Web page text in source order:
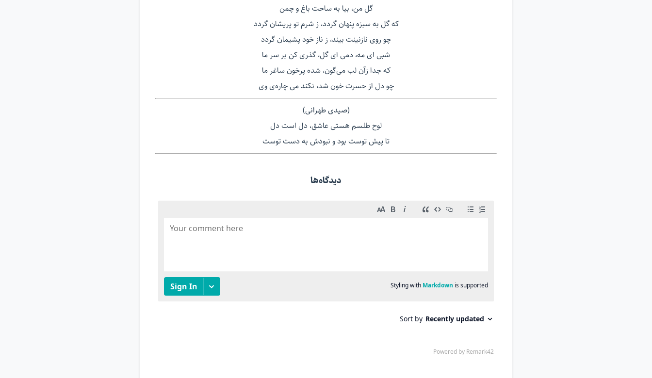
گل من، بیا به ساحت باغ و چمن
که گل به سبزه پنهان گردد، ز شرم تو پریشان گردد
چو روی نازنینت بیند، ز ناز خود پشیمان گردد
شبی ای مه، دمی ای گل، گذری کن بر سر ما
که جدا زآن لب می‌گون، شده پرخون ساغر ما
چو دل از حسرت خون شد، نکند می چاره‌ی وی
(صیدی طهرانی)
لوح طلسم هستی عاشق، دل است دل
تا پیش توست بود و نبودش به دست توست
دیدگاه‌ها